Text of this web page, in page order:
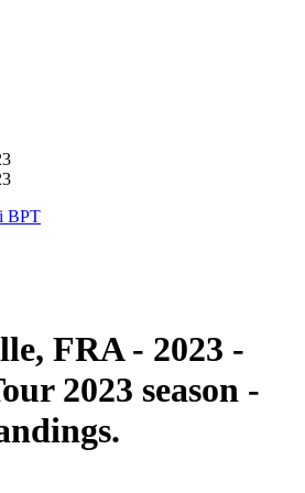
BPT
FRA - 2023 -
2023 season -